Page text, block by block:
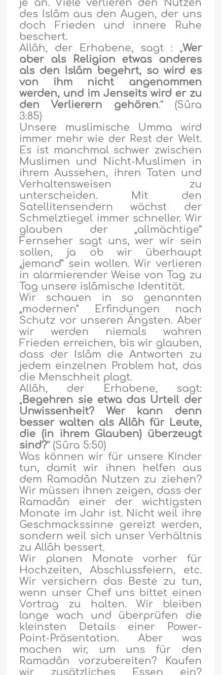
je an. Viele verlieren den Nutzen
des Islâm aus den Augen, der uns
doch Frieden und innere Ruhe
beschert.
Allâh, der Erhabene, sagt : „Wer
aber als Religion etwas anderes
als den Islâm begehrt, so wird es
von ihm nicht angenommen
werden, und im Jenseits wird er zu
den Verlierern gehören.“ (Sûra
3:85)
Unsere muslimische Umma wird
immer mehr wie der Rest der Welt.
Es ist manchmal schwer zwischen
Muslimen und Nicht-Muslimen in
ihrem Aussehen, ihren Taten und
Verhaltensweisen zu
unterscheiden. Mit den
Satellitensendern wächst der
Schmelztiegel immer schneller. Wir
glauben der „allmächtige“
Fernseher sagt uns, wer wir sein
sollen, ja ob wir überhaupt
„jemand“ sein wollen. Wir verlieren
in alarmierender Weise von Tag zu
Tag unsere islâmische Identität.
Wir schauen in so genannten
„modernen“ Erfindungen nach
Schutz vor unseren Ängsten. Aber
wir werden niemals wahren
Frieden erreichen, bis wir glauben,
dass der Islâm die Antworten zu
jedem einzelnen Problem hat, das
die Menschheit plagt.
Allâh, der Erhabene, sagt:
„Begehren sie etwa das Urteil der
Unwissenheit? Wer kann denn
besser walten als Allâh für Leute,
die (in ihrem Glauben) überzeugt
sind?“ (Sûra 5:50)
Was können wir für unsere Kinder
tun, damit wir ihnen helfen aus
dem Ramadân Nutzen zu ziehen?
Wir müssen ihnen zeigen, dass der
Ramadân einer der wichtigsten
Monate im Jahr ist. Nicht weil ihre
Geschmackssinne gereizt werden,
sondern weil sich unser Verhältnis
zu Allâh bessert.
Wir planen Monate vorher für
Hochzeiten, Abschlussfeiern, etc.
Wir versichern das Beste zu tun,
wenn unser Chef uns bittet einen
Vortrag zu halten. Wir bleiben
lange wach und überprüfen die
kleinsten Details einer Power-
Point-Präsentation. Aber was
machen wir, um uns für den
Ramadân vorzubereiten? Kaufen
wir zusätzliches Essen ein?